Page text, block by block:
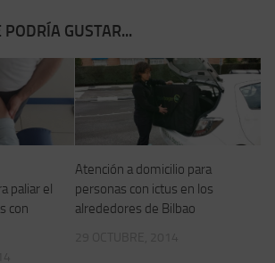
GUSTAR...
paliar el
con
Atención a domicilio para
personas con ictus en los
alrededores de Bilbao